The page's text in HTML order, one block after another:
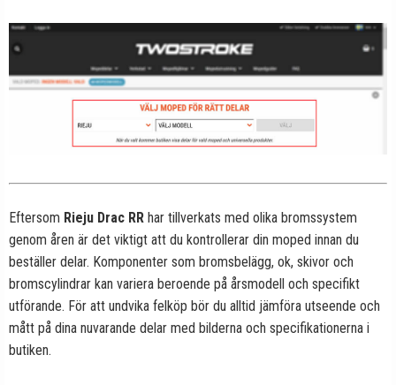
Eftersom Rieju Drac RR har tillverkats med olika bromssystem
genom åren är det viktigt att du kontrollerar din moped innan du
beställer delar. Komponenter som bromsbelägg, ok, skivor och
bromscylindrar kan variera beroende på årsmodell och specifikt
utförande. För att undvika felköp bör du alltid jämföra utseende och
mått på dina nuvarande delar med bilderna och specifikationerna i
butiken.